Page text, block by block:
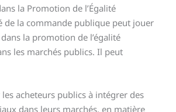
la Promotion de l’Égalité
de la commande publique peut jouer
la promotion de l’égalité
les marchés publics. Il peut
les acheteurs publics à intégrer des
dans leurs marchés, en matière